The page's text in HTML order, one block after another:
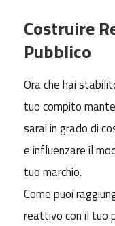
Costruire
Pubblico
Ora che hai
tuo compito
sarai in grado di
e influenzare il
tuo marchio.
Come puoi
reattivo con il tuo